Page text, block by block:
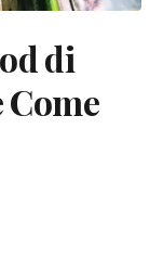
di